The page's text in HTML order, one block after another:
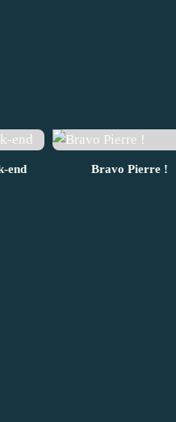
end Bravo Pierre !